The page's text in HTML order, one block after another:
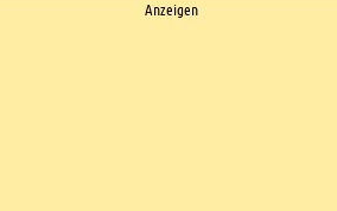
Anzeigen